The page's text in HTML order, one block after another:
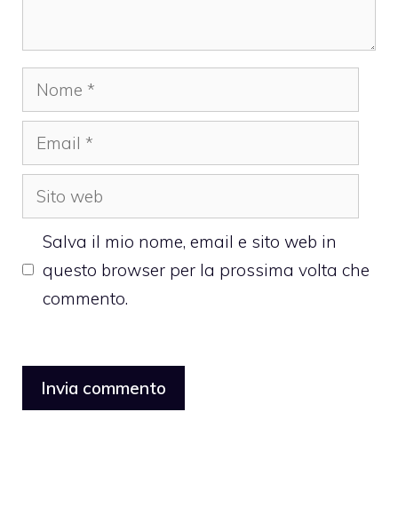
Nome
Email
Sito
web
Salva il mio nome, email e sito web in
questo browser per la prossima volta che
commento.